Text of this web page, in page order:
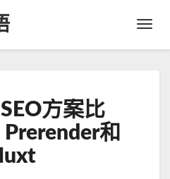
Toggle
P
A
项
目
方案比
Prerender和